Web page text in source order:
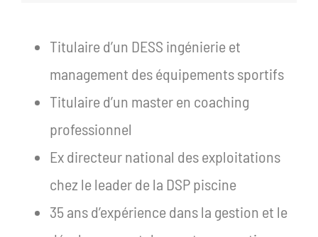
Titulaire d’un DESS ingénierie et
management des équipements sportifs
Titulaire d’un master en coaching
professionnel
Ex directeur national des exploitations
chez le leader de la DSP piscine
35 ans d’expérience dans la gestion et le